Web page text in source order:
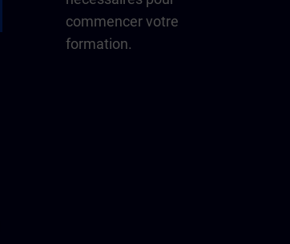
commencer votre
formation.